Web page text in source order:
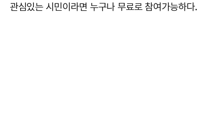
관심있는 시민이라면 누구나 무료로 참여가능하다.